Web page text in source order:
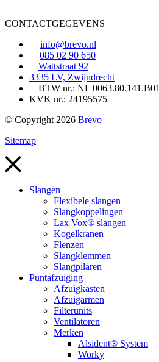
CONTACTGEGEVENS
info@brevo.nl
085 02 90 650
Wattstraat 92
3335 LV, Zwijndrecht
BTW nr.: NL 0063.80.141.B01
KVK nr.: 24195575
© Copyright 2026 Brevo
Sitemap
Slangen
Flexibele slangen
Slangkoppelingen
Lax Vox® slangen
Kogelkranen
Flenzen
Slangklemmen
Slangpilaren
Puntafzuiging
Afzuigkasten
Afzuigarmen
Filterunits
Ventilatoren
Merken
Alsident® System
Worky